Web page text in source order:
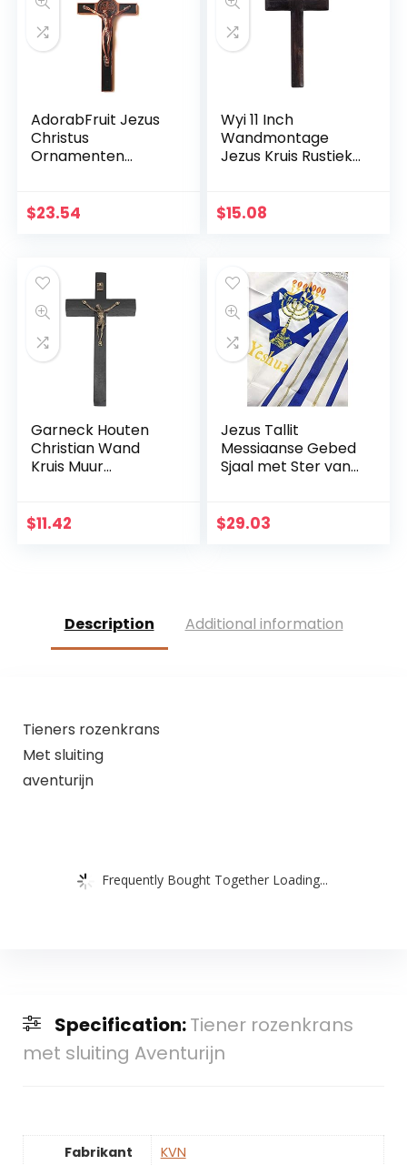
AdorabFruit Jezus
Christus
Ornamenten
Huis
Grootte: 17,6 cm)
$23.54
Wyi 11 Inch
Wandmontage
Jezus Kruis Rustieke
Zwart Heilige Jezus
Decoratie
$15.08
Garneck Houten
Christian Wand
Kruis Muur
Jezus Kruis
$11.42
Jezus Tallit
Messiaanse Gebed
Sjaal met Ster van
$29.03
Description Additional information
Tieners rozenkrans
Met sluiting
aventurijn
Frequently Bought Together Loading...
Specification:Tiener rozenkrans
met sluiting Aventurijn
Fabrikant
‎KVN